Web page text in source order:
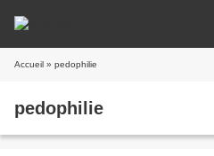
Accueil » pedophilie
pedophilie